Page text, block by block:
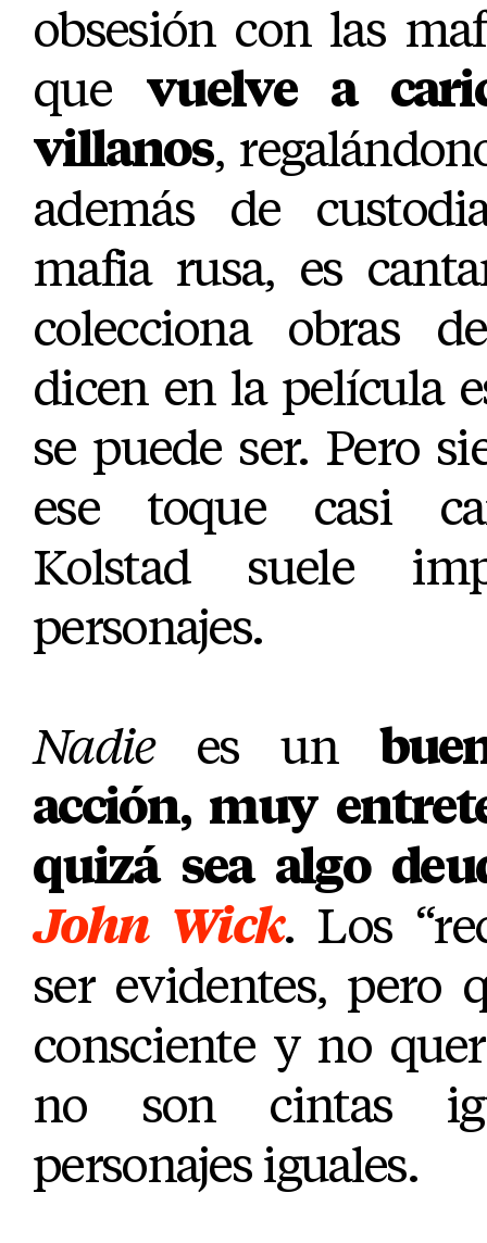
obsesión con las
que vuelve a
villanos,
además de
mafia rusa, es
colecciona obras
dicen en la película
se puede ser. Pero
ese toque casi
Kolstad suele
personajes.
Nadiees un
acción, muy
quizá sea algo
John Wick. Los
ser evidentes, pero
consciente y no
no son cintas
personajes iguales.